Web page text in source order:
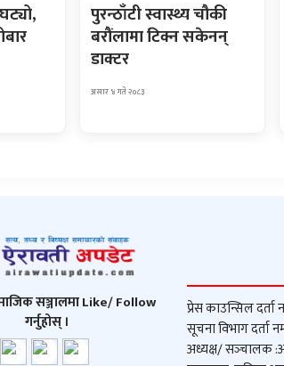
पुरन्ठाँटी स्वास्थ्य चौकी
बरौंलामा टिक्न सकेनन्
डाक्टर
असार ४ गते २०८३
सञ्जालमा Like/ Follow
गर्नुहोस् ।
प्रेस काउन्सिल दर्ता
सूचना विभाग दर्ता
अध्यक्ष/ सञ्‍चालक :